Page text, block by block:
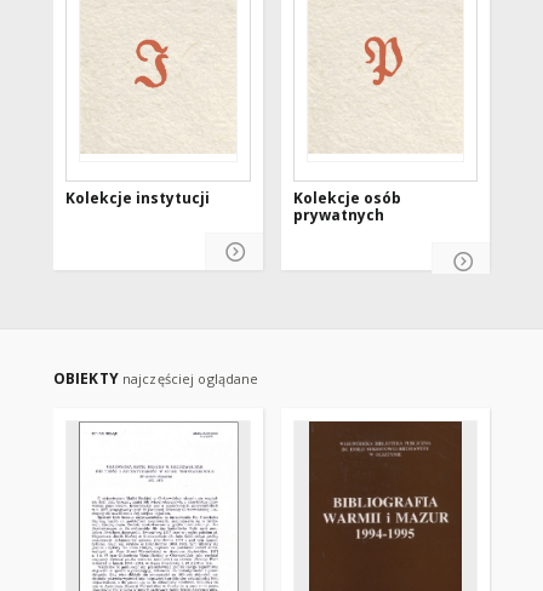
Kolekcje instytucji
Kolekcje osób
prywatnych
OBIEKTY najczęściej oglądane